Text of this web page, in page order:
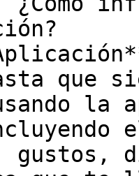
que
la
gustos,